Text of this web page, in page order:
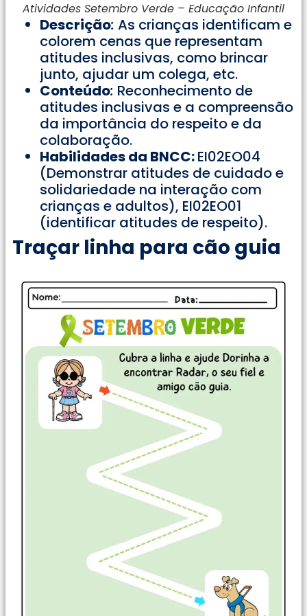
Atividades Setembro Verde – Educação Infantil
Descrição: As crianças identificam e
colorem cenas que representam
atitudes inclusivas, como brincar
junto, ajudar um colega, etc.
Conteúdo: Reconhecimento de
atitudes inclusivas e a compreensão
da importância do respeito e da
colaboração.
Habilidades da BNCC:EI02EO04
(Demonstrar atitudes de cuidado e
solidariedade na interação com
crianças e adultos), EI02EO01
(identificar atitudes de respeito).
Traçar linha para cão guia